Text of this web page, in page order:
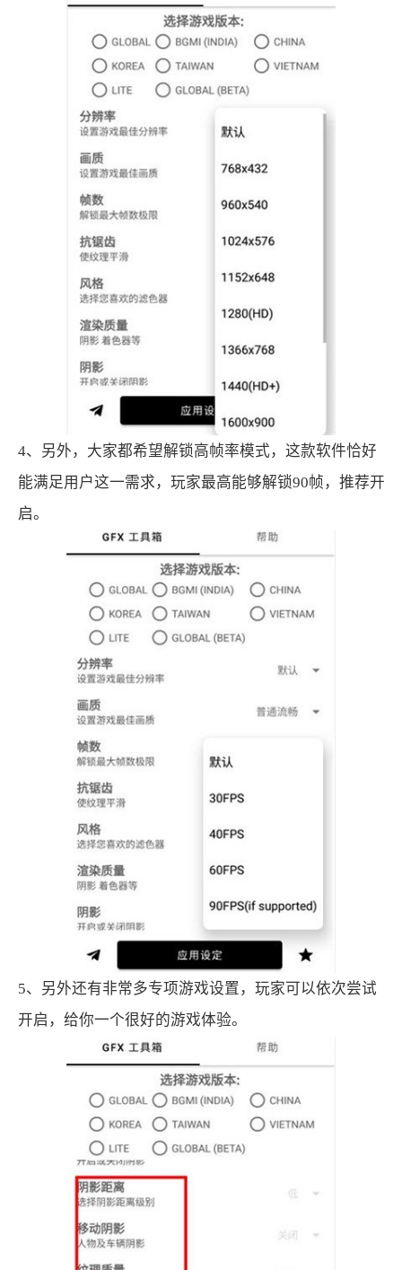
4、另外，大家都希望解锁高帧率模式，这款软件恰好
能满足用户这一需求，玩家最高能够解锁90帧，推荐开
启。
5、另外还有非常多专项游戏设置，玩家可以依次尝试
开启，给你一个很好的游戏体验。